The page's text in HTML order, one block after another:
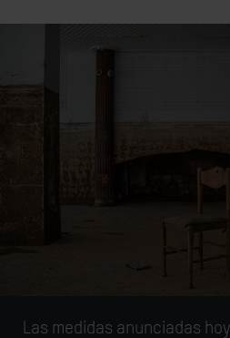
Las medidas anunciadas